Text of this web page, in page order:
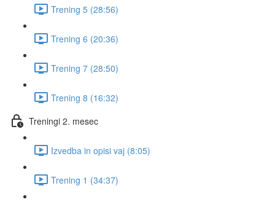
Trening 5 (28:56)
Trening 6 (20:36)
Trening 7 (28:50)
Trening 8 (16:32)
Treningi 2. mesec
Izvedba in opisi vaj (8:05)
Trening 1 (34:37)